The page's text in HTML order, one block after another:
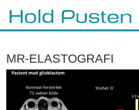
MR-ELASTOGRAFI